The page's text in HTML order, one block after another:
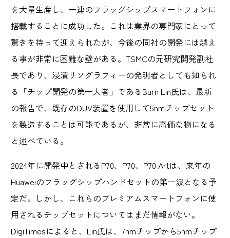
を大量生産し、一連のフラッグシップスマートフォンに
搭載することに成功した。これは業界の専門家にとって
驚きを持って迎えられたが、今後の同社の開発には越え
る事が非常に困難な壁がある。TSMCの元研究開発副社
長であり、浸漬リソグラフィーの発明者としても知られ
る「チップ開発の第一人者」であるBurn Lin氏は、最新
の報告で、既存のDUV装置を使用して5nmチップセット
を製造することは可能であるが、非常に高価な物になる
と述べている。
2024年に開発中とされるP70、P70、P70 Artは、来年の
Huaweiのフラッグシップハンドセットの第一波となる予
定だ。しかし、これらのプレミアムスマートフォンに使
用されるチップセットについてはまだ情報がない。
DigiTimesによると、Lin氏は、7nmチップから5nmチップ